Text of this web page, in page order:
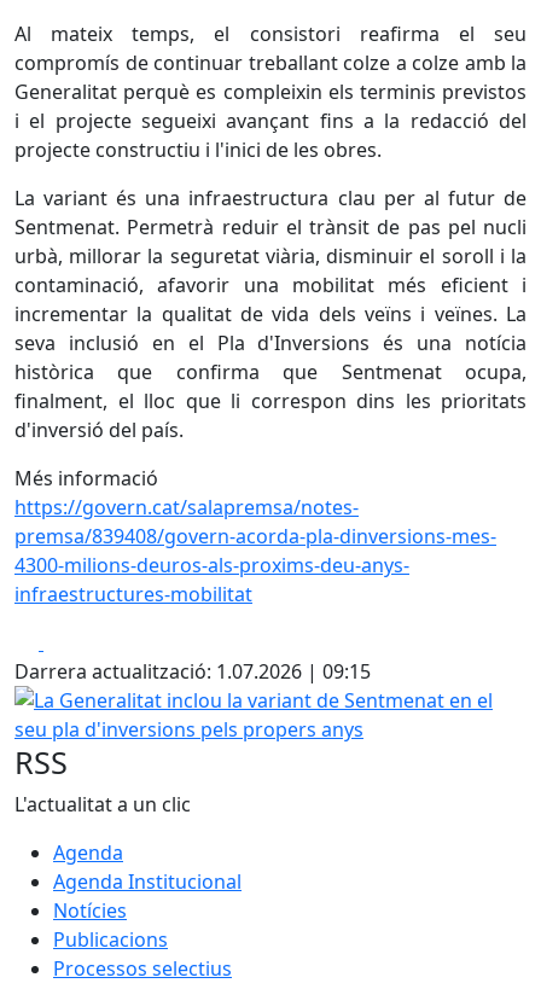
Al mateix temps, el consistori reafirma el seu
compromís de continuar treballant colze a colze amb la
Generalitat perquè es compleixin els terminis previstos
i el projecte segueixi avançant fins a la redacció del
projecte constructiu i l'inici de les obres.
La variant és una infraestructura clau per al futur de
Sentmenat. Permetrà reduir el trànsit de pas pel nucli
urbà, millorar la seguretat viària, disminuir el soroll i la
contaminació, afavorir una mobilitat més eficient i
incrementar la qualitat de vida dels veïns i veïnes. La
seva inclusió en el Pla d'Inversions és una notícia
històrica que confirma que Sentmenat ocupa,
finalment, el lloc que li correspon dins les prioritats
d'inversió del país.
Més informació
https://govern.cat/salapremsa/notes-
premsa/839408/govern-acorda-pla-dinversions-mes-
4300-milions-deuros-als-proxims-deu-anys-
infraestructures-mobilitat
Darrera actualització: 1.07.2026 | 09:15
La Generalitat inclou la variant de Sentmenat en el seu
RSS
L'actualitat a un clic
Agenda
Agenda Institucional
Notícies
Publicacions
Processos selectius